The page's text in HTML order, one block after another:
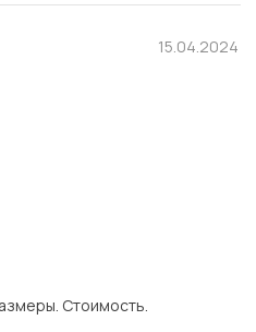
15.04.2024
Стоимость.